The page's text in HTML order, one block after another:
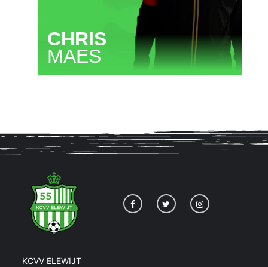
CHRIS
MAES
KCVV ELEWIJT